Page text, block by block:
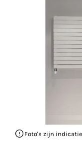
Foto's zijn